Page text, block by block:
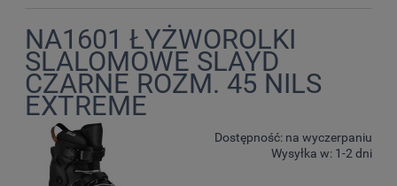
NA1601 ŁYŻWOROLKI
SLALOMOWE SLAYD
CZARNE ROZM. 45 NILS
EXTREME
Dostępność: na wyczerpaniu
Wysyłka w: 1-2 dni